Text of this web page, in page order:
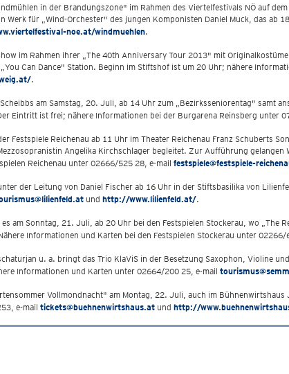
in der Brandungszone" im Rahmen des Viertelfestivals NÖ auf
Werk für „Wind-Orchester" des jungen Komponisten Daniel Muck, das ab
noe.at/windmuehlen.
im Rahmen ihrer „The 40th Anniversary Tour 2013" mit
Can Dance" Station. Beginn im Stiftshof ist um 20 Uhr; nähere
.
am Samstag, 20. Juli, ab 14 Uhr zum „Bezirksseniorentag" samt
Eintritt ist frei; nähere Informationen bei der Burgarena Reinsberg unter
Festspiele Reichenau ab 11 Uhr im Theater Reichenau Franz Schuberts
Angelika Kirchschlager begleitet. Zur Aufführung
Reichenau unter 02666/525 28, e-mail festspiele@festspiele-
der Leitung von Daniel Fischer ab 16 Uhr in der Stiftsbasilika von
und http://www.lilienfeld.at/.
am Sonntag, 21. Juli, ab 20 Uhr bei den Festspielen Stockerau, wo „The
Informationen und Karten bei den Festspielen Stockerau unter
u. a. bringt das Trio KlaViS in der Besetzung Saxophon, Violine
Informationen und Karten unter 02664/200 25, e-mail
Vollmondnacht" am Montag, 22. Juli, auch im
e-mail tickets@buehnenwirtshaus.at und http://